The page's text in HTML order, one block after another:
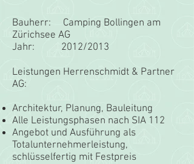
Bauherr: Camping Bollingen am
Zürichsee AG
Jahr: 2012/2013
Leistungen Herrenschmidt & Partner
AG:
Architektur, Planung, Bauleitung
Alle Leistungsphasen nach SIA 112
Angebot und Ausführung als
Totalunternehmerleistung,
schlüsselfertig mit Festpreis